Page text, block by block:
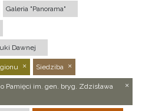
Galeria "Panorama"
Dawnej
Siedziba
Pamięci im. gen. bryg. Zdzisława